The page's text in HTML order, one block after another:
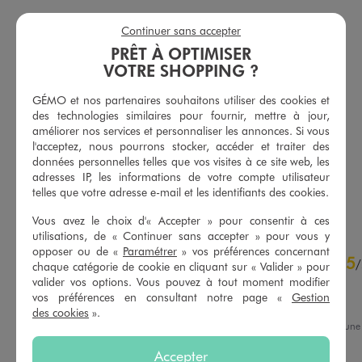
Polo à manches courtes en coton piqué femme
12,99 €
5/5 de moyenne
(5 avis)
AJOUTERAU PANIER
Débardeur boutonné en maille tricotée femme
22,99 €
5/5 de moyenne
AJOUTER AU PANIER
4.3/5 5/
Avis vérifié et récompensé
Jolis collants et belle tenue
, suite à
17/02/2026 parMarjorie B.
PRÊT À OPTIMISER
VOTRE SHOPPING ?
GÉMO et nos partenaires souhaitons utiliser des cookies et
des technologies similaires pour fournir, mettre à jour,
améliorer nos services et personnaliser les annonces. Si vous
l'acceptez, nous pourrons stocker, accéder et traiter des
données personnelles telles que vos visites à ce site web, les
adresses IP, les informations de votre compte utilisateur
telles que votre adresse e-mail et les identifiants des cookies.
Vous avez le choix d'« Accepter » pour consentir à ces
utilisations, de « Continuer sans accepter » pour vous y
opposer ou de « Paramétrer » vos préférences concernant
chaque catégorie de cookie en cliquant sur « Valider » pour
valider vos options. Vous pouvez à tout moment modifier
vos préférences en consultant notre page « Gestion
des cookies ».
Accepter
Continuer sans accepter